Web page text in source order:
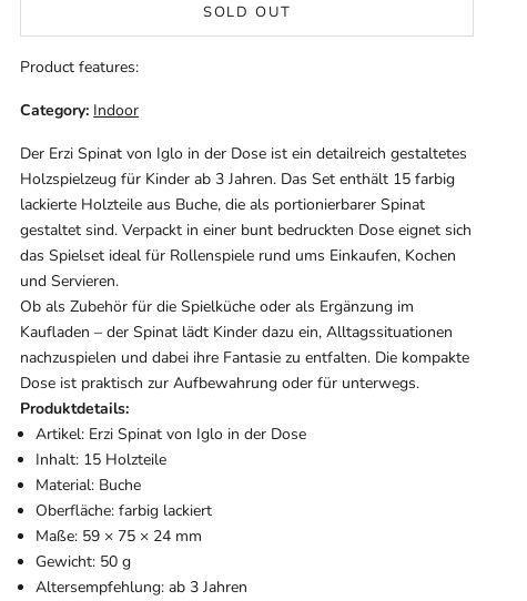
SOLD OUT
Product features:
Category: Indoor
Der Erzi Spinat von Iglo in der Dose ist ein detailreich gestaltetes
Holzspielzeug für Kinder ab 3 Jahren. Das Set enthält 15 farbig
lackierte Holzteile aus Buche, die als portionierbarer Spinat
gestaltet sind. Verpackt in einer bunt bedruckten Dose eignet sich
das Spielset ideal für Rollenspiele rund ums Einkaufen, Kochen
und Servieren.
Ob als Zubehör für die Spielküche oder als Ergänzung im
Kaufladen – der Spinat lädt Kinder dazu ein, Alltagssituationen
nachzuspielen und dabei ihre Fantasie zu entfalten. Die kompakte
Dose ist praktisch zur Aufbewahrung oder für unterwegs.
Produktdetails:
Artikel: Erzi Spinat von Iglo in der Dose
Inhalt: 15 Holzteile
Material: Buche
Oberfläche: farbig lackiert
Maße: 59 × 75 × 24 mm
Gewicht: 50 g
Altersempfehlung: ab 3 Jahren